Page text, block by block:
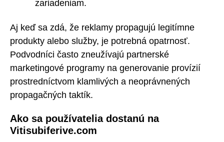
zariadeniam.
Aj keď sa zdá, že reklamy propagujú legitímne
produkty alebo služby, je potrebná opatrnosť.
Podvodníci často zneužívajú partnerské
marketingové programy na generovanie provízií
prostredníctvom klamlivých a neoprávnených
propagačných taktík.
Ako sa používatelia dostanú na
Vitisubiferive.com